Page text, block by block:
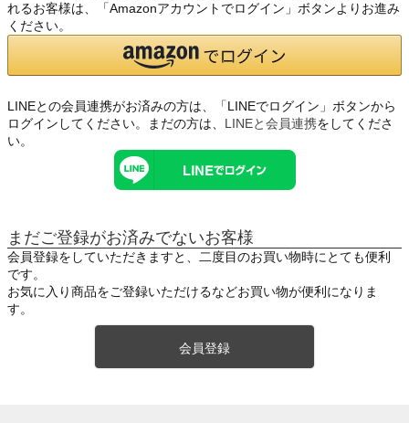
れるお客様は、「Amazonアカウントでログイン」ボタンよりお進み
ください。
LINEとの会員連携がお済みの方は、「LINEでログイン」ボタンから
ログインしてください。まだの方は、 LINEと会員連携をしてくださ
い。
まだご登録がお済みでないお客様
会員登録をしていただきますと、二度目のお買い物時にとても便利
です。
お気に入り商品をご登録いただけるなどお買い物が便利になりま
す。
会員登録